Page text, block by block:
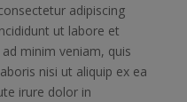
adipiscing
ut labore et
minim veniam, quis
nisi ut aliquip ex ea
irure dolor in